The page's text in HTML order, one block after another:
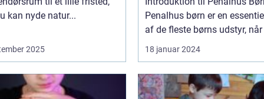
kan nyde natur...
2025
Penalhus børn er en
af de fleste børns udstyr, når
18 januar 2024